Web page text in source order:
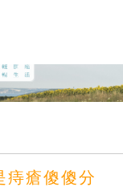
痔瘡傻傻分